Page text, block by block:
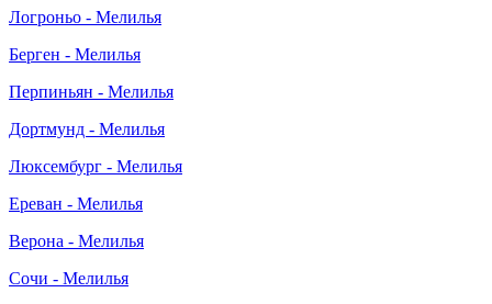
Логроньо - Мелилья
Берген - Мелилья
Перпиньян - Мелилья
Дортмунд - Мелилья
Люксембург - Мелилья
Ереван - Мелилья
Верона - Мелилья
Сочи - Мелилья